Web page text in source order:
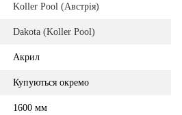
Koller Pool (Австрія)
Dakota (Koller Pool)
Акрил
Купуються окремо
1600 мм